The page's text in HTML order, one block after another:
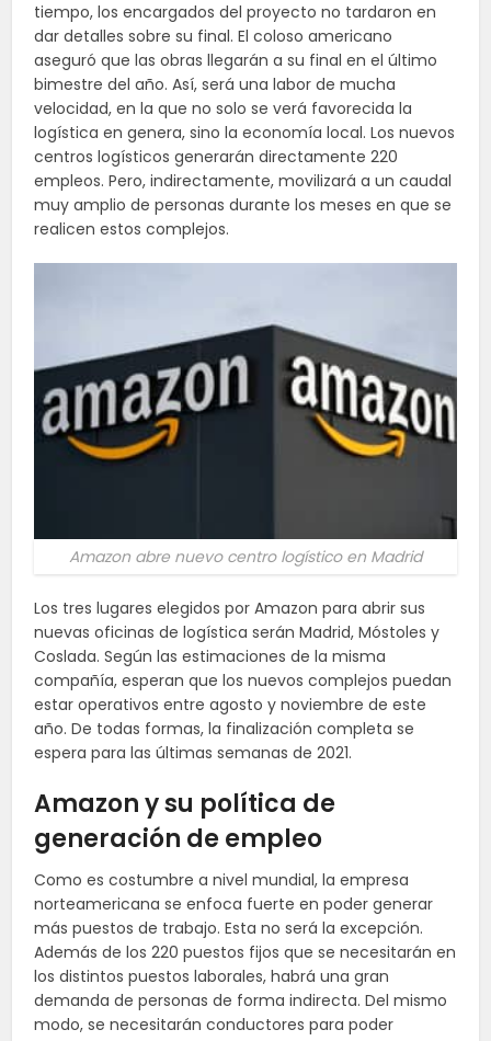
tiempo, los encargados del proyecto no tardaron en
dar detalles sobre su final. El coloso americano
aseguró que las obras llegarán a su final en el último
bimestre del año. Así, será una labor de mucha
velocidad, en la que no solo se verá favorecida la
logística en genera, sino la economía local. Los nuevos
centros logísticos generarán directamente 220
empleos. Pero, indirectamente, movilizará a un caudal
muy amplio de personas durante los meses en que se
realicen estos complejos.
Amazon abre nuevo centro logístico en Madrid
Los tres lugares elegidos por Amazon para abrir sus
nuevas oficinas de logística serán Madrid, Móstoles y
Coslada. Según las estimaciones de la misma
compañía, esperan que los nuevos complejos puedan
estar operativos entre agosto y noviembre de este
año. De todas formas, la finalización completa se
espera para las últimas semanas de 2021.
Amazon y su política de
generación de empleo
Como es costumbre a nivel mundial, la empresa
norteamericana se enfoca fuerte en poder generar
más puestos de trabajo. Esta no será la excepción.
Además de los 220 puestos fijos que se necesitarán en
los distintos puestos laborales, habrá una gran
demanda de personas de forma indirecta. Del mismo
modo, se necesitarán conductores para poder